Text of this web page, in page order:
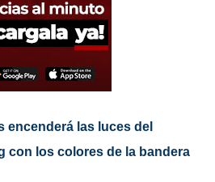
encenderá las luces del
con los colores de la bandera